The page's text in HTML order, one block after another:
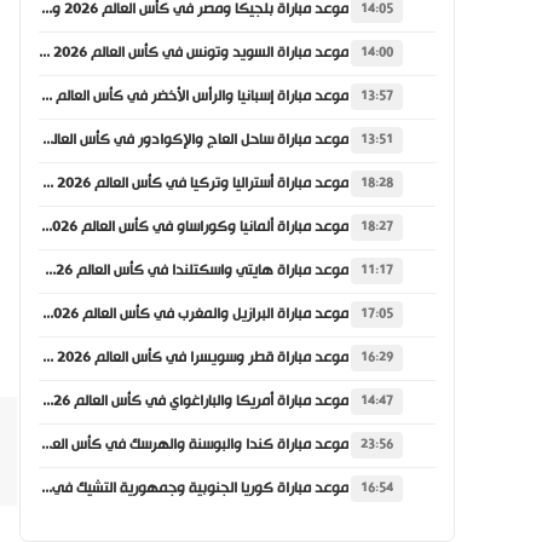
14:05 موعد مباراة بلجيكا ومصر في كأس العالم 2026 والقنوات الناقلة
14:00 موعد مباراة السويد وتونس في كأس العالم 2026 والقنوات الناقلة
13:57 موعد مباراة إسبانيا والرأس الأخضر في كأس العالم 2026 والقنوات الناقلة
13:51 موعد مباراة ساحل العاج والإكوادور في كأس العالم 2026 والقنوات الناقلة
18:28 موعد مباراة أستراليا وتركيا في كأس العالم 2026 والقنوات الناقلة
18:27 موعد مباراة ألمانيا وكوراساو في كأس العالم 2026 والقنوات الناقلة
11:17 موعد مباراة هايتي واسكتلندا في كأس العالم 2026 والقنوات الناقلة
17:05 موعد مباراة البرازيل والمغرب في كأس العالم 2026 والقنوات الناقلة
16:29 موعد مباراة قطر وسويسرا في كأس العالم 2026 والقنوات الناقلة
14:47 موعد مباراة أمريكا والباراغواي في كأس العالم 2026 والقنوات الناقلة
23:56 موعد مباراة كندا والبوسنة والهرسك في كأس العالم 2026 والقنوات الناقلة
16:54 موعد مباراة كوريا الجنوبية وجمهورية التشيك في كأس العالم 2026 والقنوات الناقلة